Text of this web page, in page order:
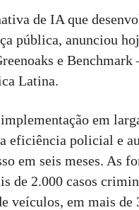
de IA que
pública, anunciou
e
Latina.
em
eficiência policial e
em seis meses. As
de 2.000 casos
veículos, em mais de